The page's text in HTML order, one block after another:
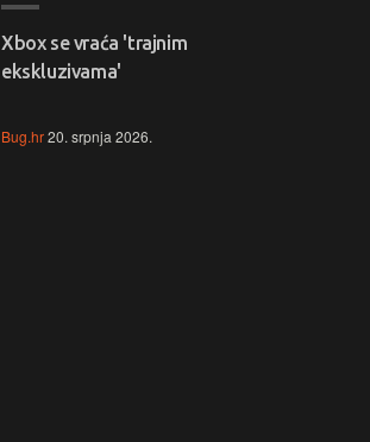
Xbox se vraća 'trajnim
ekskluzivama'
Bug.hr20. srpnja 2026.